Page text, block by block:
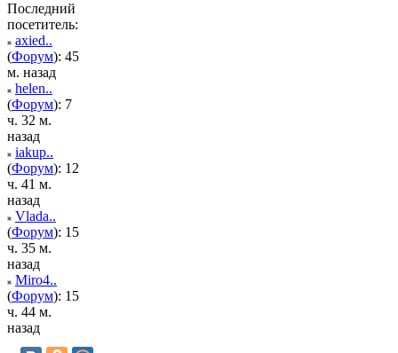
Последний
посетитель:
axied..
(Форум): 45
м. назад
helen..
(Форум): 7
ч. 32 м.
назад
iakup..
(Форум): 12
ч. 41 м.
назад
Vlada..
(Форум): 15
ч. 35 м.
назад
Miro4..
(Форум): 15
ч. 44 м.
назад